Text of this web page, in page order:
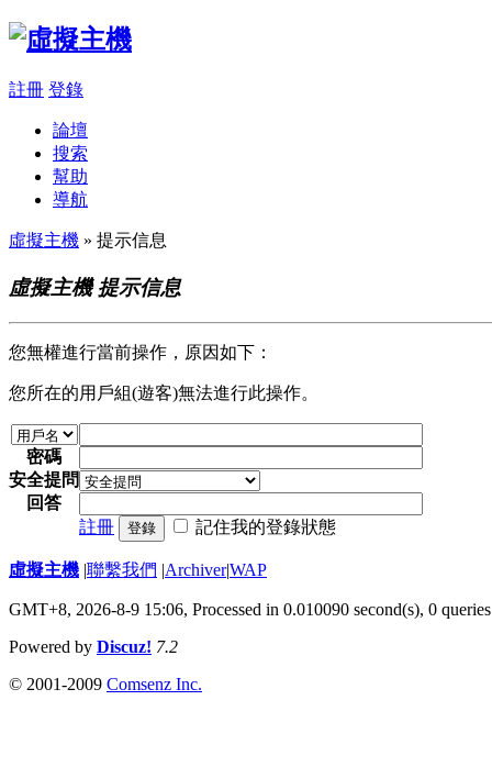
註冊 登錄
論壇
搜索
幫助
導航
虛擬主機 » 提示信息
虛擬主機 提示信息
您無權進行當前操作，原因如下：
您所在的用戶組(遊客)無法進行此操作。
密碼
安全提問
回答
註冊
登錄 記住我的登錄狀態
虛擬主機 |聯繫我們 |Archiver|WAP
GMT+8, 2026-8-9 15:06, Processed in 0.010090 second(s), 0 queries
Powered by Discuz! 7.2
© 2001-2009 Comsenz Inc.